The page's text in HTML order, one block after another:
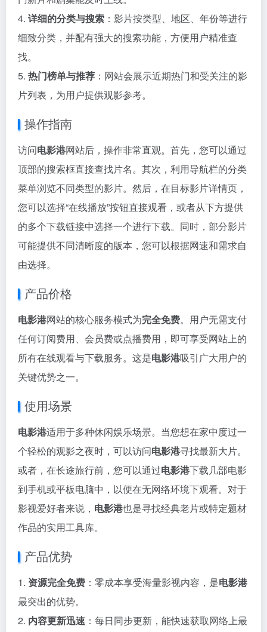
4. 详细的分类与搜索 ：影片按类型、地区、年份等进行
细致分类，并配有强大的搜索功能，方便用户精准查
找。
5. 热门榜单与推荐 ：网站会展示近期热门和受关注的影
片列表，为用户提供观影参考。
操作指南
访问电影港网站后，操作非常直观。首先，您可以通过
顶部的搜索框直接查找片名。其次，利用导航栏的分类
菜单浏览不同类型的影片。然后，在目标影片详情页，
您可以选择“在线播放”按钮直接观看，或者从下方提供
的多个下载链接中选择一个进行下载。同时，部分影片
可能提供不同清晰度的版本，您可以根据网速和需求自
由选择。
产品价格
电影港网站的核心服务模式为完全免费。用户无需支付
任何订阅费用、会员费或点播费用，即可享受网站上的
所有在线观看与下载服务。这是电影港吸引广大用户的
关键优势之一。
使用场景
电影港适用于多种休闲娱乐场景。当您想在家中度过一
个轻松的观影之夜时，可以访问电影港寻找最新大片。
或者，在长途旅行前，您可以通过电影港下载几部电影
到手机或平板电脑中，以便在无网络环境下观看。对于
影视爱好者来说， 电影港也是寻找经典老片或特定题材
作品的实用工具库。
产品优势
1. 资源完全免费 ：零成本享受海量影视内容，是电影港
最突出的优势。
2. 内容更新迅速 ：每日同步更新，能快速获取网络上最